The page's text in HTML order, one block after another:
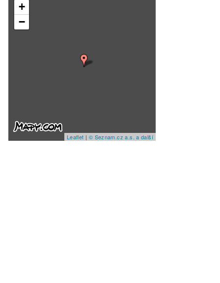
+
−
Leaflet | © Seznam.cz a.s. a další